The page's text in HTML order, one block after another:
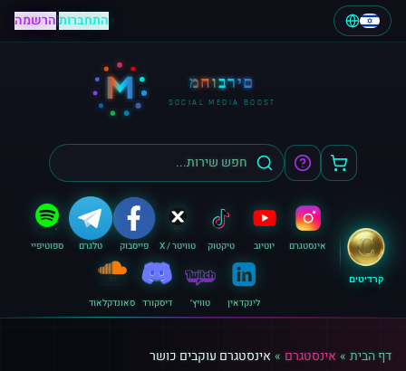
התחברות|הרשמה
M מחוברים
SOCIAL MEDIA BOOST
קרדיטים
אינסטגרם יוטיוב טיקטוק טוויטר / X פייסבוק טלגרם ספוטיפיי
לינקדאין טוויץ׳ דיסקורד סאונדקלאוד
דף הבית » אינסטגרם » אינסטגרם עוקבים כושר